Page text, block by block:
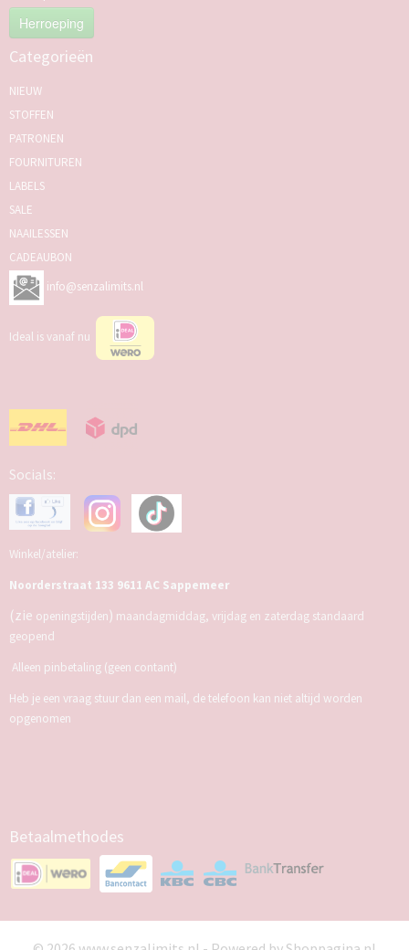
Herroeping
Categorieën
NIEUW
STOFFEN
PATRONEN
FOURNITUREN
LABELS
SALE
NAAILESSEN
CADEAUBON
info@senzalimits.nl
Ideal is vanaf nu
Socials:
Winkel/atelier:
Noorderstraat 133 9611 AC Sappemeer
(zie openingstijden) maandagmiddag, vrijdag en zaterdag standaard
geopend
Alleen pinbetaling (geen contant)
Heb je een vraag stuur dan een mail, de telefoon kan niet altijd worden
opgenomen
Betaalmethodes